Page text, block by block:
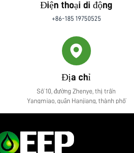
Điện thoại di động
+86-185 19750525
Địa chỉ
Số 10, đường Zhenye, thị trấn
Yangmiao, quận Hanjiang, thành phố